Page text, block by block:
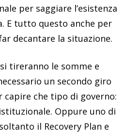
per saggiare l’esistenza
E tutto questo anche per
decantare la situazione.
tireranno le somme e
un secondo giro
capire che tipo di governo:
Oppure uno di
il Recovery Plan e